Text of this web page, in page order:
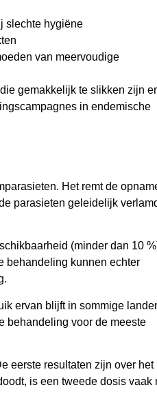
slechte hygiëne
van meervoudige
gemakkelijk te slikken zijn
in endemische
Het remt de
parasieten geleidelijk
(minder dan 10
behandeling kunnen echter
ervan blijft in sommige
behandeling voor de meeste
eerste resultaten zijn over het
is een tweede dosis vaak